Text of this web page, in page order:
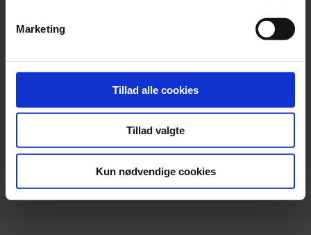
Marketing
Tillad alle cookies
Tillad valgte
Kun nødvendige cookies
DK-9220 Aalborg Ø
Telefax:+45 96 34 79 30
info@beierholm.dk